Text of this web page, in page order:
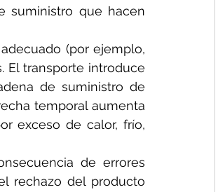
suministro que hacen
(por ejemplo,
El transporte introduce
de suministro de
temporal aumenta
exceso de calor, frío,
de errores
rechazo del producto